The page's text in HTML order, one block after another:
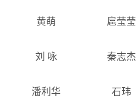
黄萌 扈莹莹
刘 咏 秦志杰
潘利华 石玮